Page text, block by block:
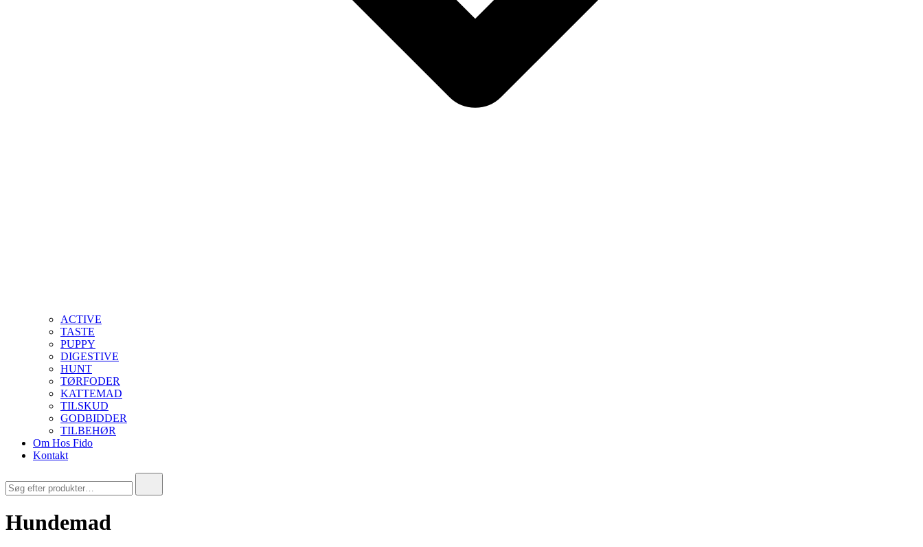
ACTIVE
TASTE
PUPPY
DIGESTIVE
HUNT
TØRFODER
KATTEMAD
TILSKUD
GODBIDDER
TILBEHØR
Om Hos Fido
Kontakt
efter:
Hundemad